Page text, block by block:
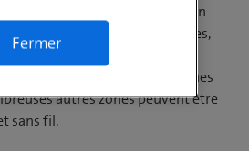
peut ainsi être réalisée sans un
les caméras, les microphones,
principale avec une latence
outre, les zones VIP, les tribunes
autres zones peuvent être
sans fil.
Fermer